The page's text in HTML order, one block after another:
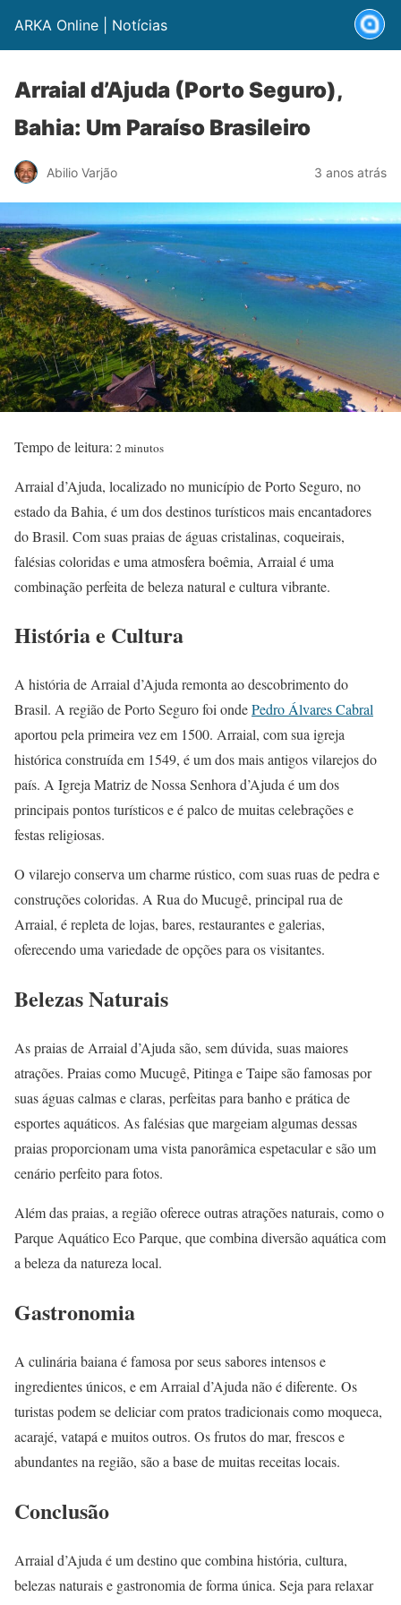
ARKA Online | Notícias
Arraial d’Ajuda (Porto Seguro),
Bahia: Um Paraíso Brasileiro
Abilio Varjão 3 anos atrás
Tempo de leitura: 2 minutos
Arraial d’Ajuda, localizado no município de Porto Seguro, no
estado da Bahia, é um dos destinos turísticos mais encantadores
do Brasil. Com suas praias de águas cristalinas, coqueirais,
falésias coloridas e uma atmosfera boêmia, Arraial é uma
combinação perfeita de beleza natural e cultura vibrante.
História e Cultura
A história de Arraial d’Ajuda remonta ao descobrimento do
Brasil. A região de Porto Seguro foi ondePedro Álvares Cabral
aportou pela primeira vez em 1500. Arraial, com sua igreja
histórica construída em 1549, é um dos mais antigos vilarejos do
país. A Igreja Matriz de Nossa Senhora d’Ajuda é um dos
principais pontos turísticos e é palco de muitas celebrações e
festas religiosas.
O vilarejo conserva um charme rústico, com suas ruas de pedra e
construções coloridas. A Rua do Mucugê, principal rua de
Arraial, é repleta de lojas, bares, restaurantes e galerias,
oferecendo uma variedade de opções para os visitantes.
Belezas Naturais
As praias de Arraial d’Ajuda são, sem dúvida, suas maiores
atrações. Praias como Mucugê, Pitinga e Taipe são famosas por
suas águas calmas e claras, perfeitas para banho e prática de
esportes aquáticos. As falésias que margeiam algumas dessas
praias proporcionam uma vista panorâmica espetacular e são um
cenário perfeito para fotos.
Além das praias, a região oferece outras atrações naturais, como o
Parque Aquático Eco Parque, que combina diversão aquática com
a beleza da natureza local.
Gastronomia
A culinária baiana é famosa por seus sabores intensos e
ingredientes únicos, e em Arraial d’Ajuda não é diferente. Os
turistas podem se deliciar com pratos tradicionais como moqueca,
acarajé, vatapá e muitos outros. Os frutos do mar, frescos e
abundantes na região, são a base de muitas receitas locais.
Conclusão
Arraial d’Ajuda é um destino que combina história, cultura,
belezas naturais e gastronomia de forma única. Seja para relaxar